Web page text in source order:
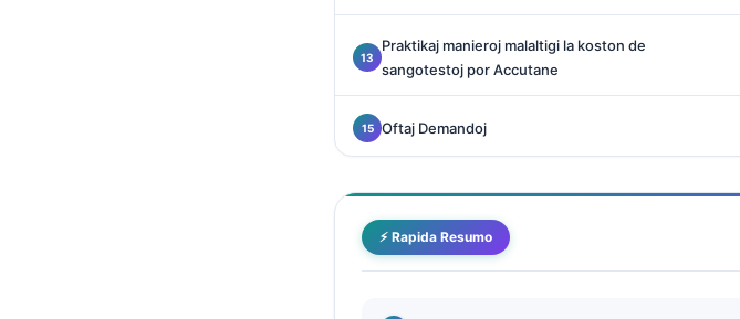
Praktikaj manieroj malaltigi la koston de
sangotestoj por Accutane
Oftaj Demandoj
⚡ Rapida Resumo